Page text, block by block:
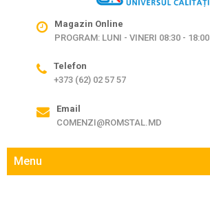
Magazin Online
PROGRAM: LUNI - VINERI 08:30 - 18:00
Telefon
+373 (62) 02 57 57
Email
COMENZI@ROMSTAL.MD
Menu